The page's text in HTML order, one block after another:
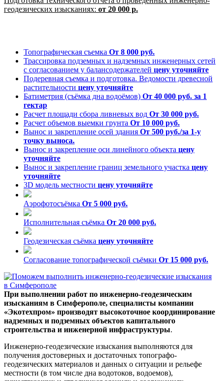
геодезических изысканиях: от 20 000 р.
Топографическая съемка От 8 000 руб.
Трассировка подземных и надземных инженерных сетей
с согласованием у балансодержателей цену уточняйте
Подеревная съемка и подготовка. Ведомости древесной
растительности цену уточняйте
Батиметрия (съёмка дна водоёмов) От 40 000 руб. за 1
гектар
Расчет площади сбора ливневых вод От 30 000 руб.
Расчет объемов выемки грунта От 10 000 руб.
Вынос и закрепление осей здания От 500 руб./за 1-у
точку выноса.
Вынос и закрепление оси линейного объекта цену
уточняйте
Вынос и закрепление границ земельного участка цену
уточняйте
3D модель местности цену уточняйте
Аэрофотосъёмка От 5 000 руб.
Исполнительная съёмка От 20 000 руб.
Геодезическая съёмка цену уточняйте
Согласование топографической съёмки От 15 000 руб.
При выполнении работ по инженерно-геодезическим
изысканиям в Симферополе, специалисты компании
«Экотехпром» производят высокоточное координирование
надземных и подземных объектов капитального
строительства и инженерной инфраструктуры.
Инженерно-геодезические изыскания выполняются для
получения достоверных и достаточных топографо-
геодезических материалов и данных о ситуации и рельефе
местности (в том числе дна водотоков, водоемов),